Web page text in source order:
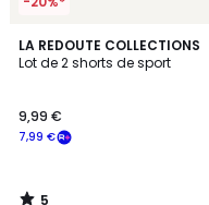
LA REDOUTE COLLECTIONS
Lot de 2 shorts de sport
7,99 €
9,99 €
5
/
5